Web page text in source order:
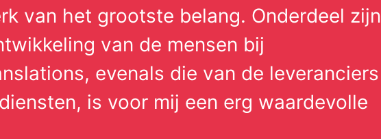
van het grootste belang. Onderdeel zijn
van de mensen bij
evenals die van de leveranciers
is voor mij een erg waardevolle